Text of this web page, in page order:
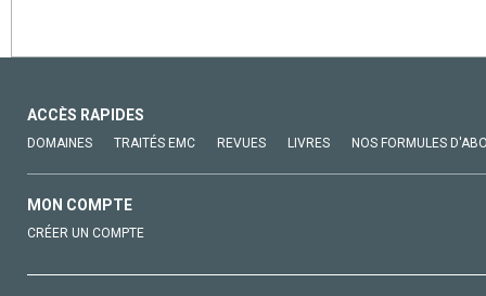
ACCÈS RAPIDES
DOMAINES TRAITÉS EMC REVUES LIVRES NOS FORMULES
MON COMPTE
CRÉER UN COMPTE